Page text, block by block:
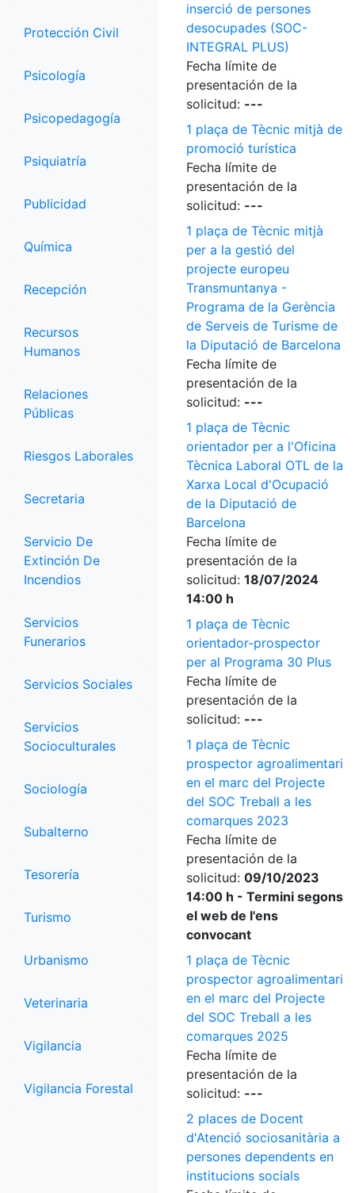
Protección Civil
Psicología
Psicopedagogía
Psiquiatría
Publicidad
Química
Recepción
Recursos
Humanos
Relaciones
Públicas
Riesgos Laborales
Secretaria
Servicio De
Extinción De
Incendios
Servicios
Funerarios
Servicios Sociales
Servicios
Socioculturales
Sociología
Subalterno
Tesorería
Turismo
Urbanismo
Veterinaria
Vigilancia
Vigilancia Forestal
inserció de persones
desocupades (SOC-
INTEGRAL PLUS)
Fecha límite de
presentación de la
solicitud: ---
1 plaça de Tècnic mitjà de
promoció turística
Fecha límite de
presentación de la
solicitud: ---
1 plaça de Tècnic mitjà
per a la gestió del
projecte europeu
Transmuntanya -
Programa de la Gerència
de Serveis de Turisme de
la Diputació de Barcelona
Fecha límite de
presentación de la
solicitud: ---
1 plaça de Tècnic
orientador per a l'Oficina
Tècnica Laboral OTL de la
Xarxa Local d'Ocupació
de la Diputació de
Barcelona
Fecha límite de
presentación de la
solicitud: 18/07/2024
14:00 h
1 plaça de Tècnic
orientador-prospector
per al Programa 30 Plus
Fecha límite de
presentación de la
solicitud: ---
1 plaça de Tècnic
prospector agroalimentari
en el marc del Projecte
del SOC Treball a les
comarques 2023
Fecha límite de
presentación de la
solicitud: 09/10/2023
14:00 h - Termini segons
el web de l'ens
convocant
1 plaça de Tècnic
prospector agroalimentari
en el marc del Projecte
del SOC Treball a les
comarques 2025
Fecha límite de
presentación de la
solicitud: ---
2 places de Docent
d'Atenció sociosanitària a
persones dependents en
institucions socials